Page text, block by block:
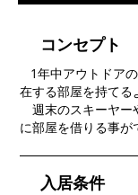
コンセプト
1年中アウトドア
在する部屋を持てる
週末のスキーヤー
に部屋を借りる事が
入居条件